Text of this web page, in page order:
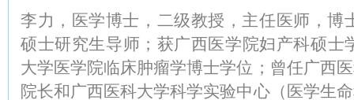
李力，医学博士，二级教授，主任医师，博
硕士研究生导师；获广西医学院妇产科硕士
大学医学院临床肿瘤学博士学位；曾任广西
院长和广西医科大学科学实验中心（医学生